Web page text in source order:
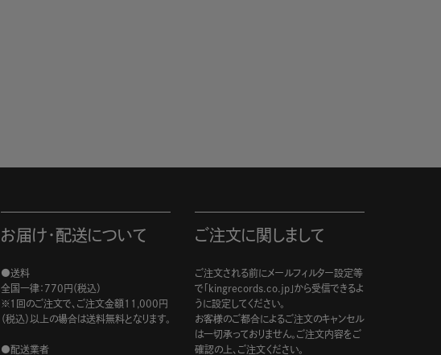
お届け・配送について
●送料
全国一律：770円（税込）
※1回のご注文で、ご注文金額11,000円
（税込）以上の場合は送料無料となります。
●配送業者
ご注文に関しまして
ご注文される前にメールフィルター設定等
で「kingrecords.co.jp」から受信できるよ
うに設定してください。
お客様のご都合によるご注文のキャンセル
は一切承っておりません。ご注文内容をご
確認の上、ご注文ください。